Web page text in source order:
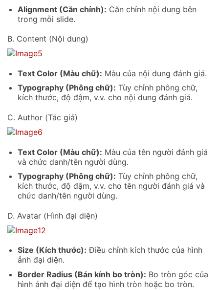
Alignment (Căn chỉnh): Căn chỉnh nội dung bên
trong mỗi slide.
B. Content (Nội dung)
Text Color (Màu chữ): Màu của nội dung đánh giá.
Typography (Phông chữ): Tùy chỉnh phông chữ,
kích thước, độ đậm, v.v. cho nội dung đánh giá.
C. Author (Tác giả)
Text Color (Màu chữ): Màu của tên người đánh giá
và chức danh/tên người dùng.
Typography (Phông chữ): Tùy chỉnh phông chữ,
kích thước, độ đậm, v.v. cho tên người đánh giá và
chức danh/tên người dùng.
D. Avatar (Hình đại diện)
Size (Kích thước): Điều chỉnh kích thước của hình
ảnh đại diện.
Border Radius (Bán kính bo tròn): Bo tròn góc của
hình ảnh đại diện để tạo hình tròn hoặc bo tròn.